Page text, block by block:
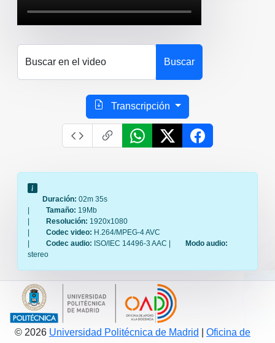
Buscar en el video Buscar
Transcripción
Duración: 02m 35s
|
Tamaño: 19Mb
|
Resolución: 1920x1080
|
Codec video: H.264/MPEG-4 AVC
|
Codec audio: ISO/IEC 14496-3 AAC |
Modo audio:
stereo
© 2026 Universidad Politécnica de Madrid
Oficina de